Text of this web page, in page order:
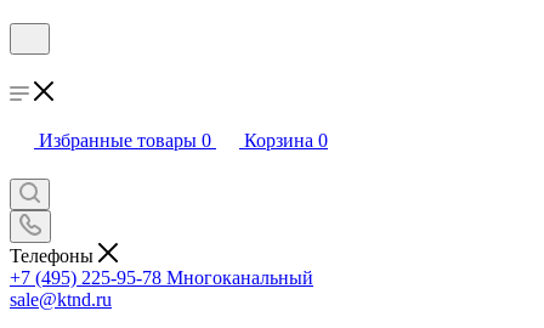
Избранные товары 0 Корзина 0
Телефоны
+7 (495) 225-95-78 Многоканальный
sale@ktnd.ru